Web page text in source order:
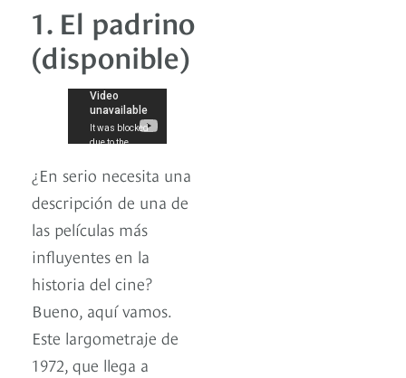
1. El padrino
(disponible)
¿En serio necesita una
descripción de una de
las películas más
influyentes en la
historia del cine?
Bueno, aquí vamos.
Este largometraje de
1972, que llega a